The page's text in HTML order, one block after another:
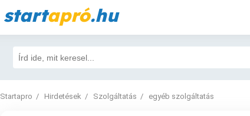
startapró.hu
Startapro Hirdetések Szolgáltatás egyéb szolgáltatás